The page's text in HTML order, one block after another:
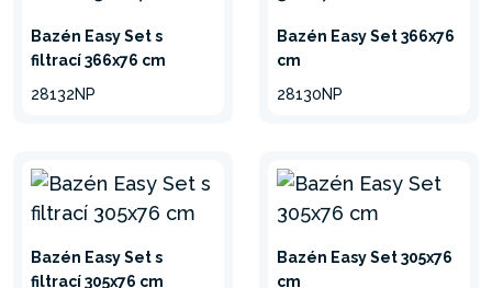
Bazén Easy Set s
filtrací 366x76 cm
28132NP
Bazén Easy Set 366x76
cm
28130NP
Bazén Easy Set s
filtrací 305x76 cm
Bazén Easy Set 305x76
cm